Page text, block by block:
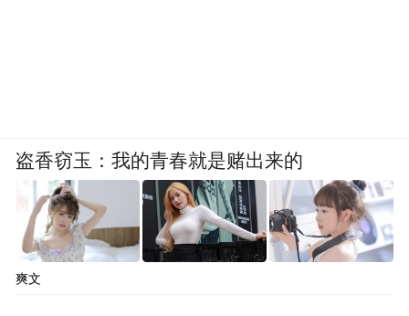
盗香窃玉：我的青春就是赌出来的
爽文